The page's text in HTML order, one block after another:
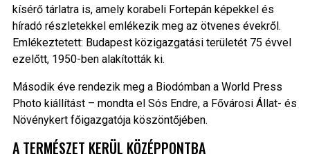
kísérő tárlatra is, amely korabeli Fortepán képekkel és
híradó részletekkel emlékezik meg az ötvenes évekről.
Emlékeztetett: Budapest közigazgatási területét 75 évvel
ezelőtt, 1950-ben alakították ki.
Második éve rendezik meg a Biodómban a World Press
Photo kiállítást – mondta el Sós Endre, a Fővárosi Állat- és
Növénykert főigazgatója köszöntőjében.
A TERMÉSZET KERÜL KÖZÉPPONTBA